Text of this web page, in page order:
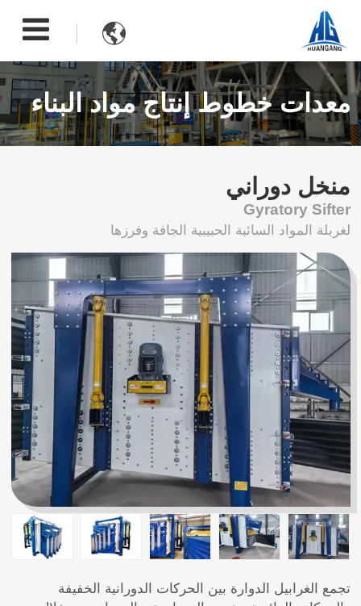

معدات خطوط إنتاج مواد البناء
منخل دوراني
Gyratory Sifter
لغربلة المواد السائبة الحبيبية الجافة وفرزها
تجمع الغرابيل الدوارة بين الحركات الدورانية الخفيفة